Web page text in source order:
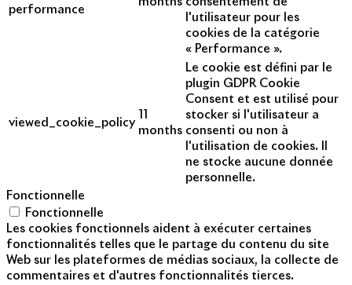
performance
l'utilisateur pour les
cookies de la catégorie
« Performance ».
viewed_cookie_policy
months
Le cookie est défini par le
plugin GDPR Cookie
Consent et est utilisé pour
stocker si l'utilisateur a
consenti ou non à
l'utilisation de cookies. Il
ne stocke aucune donnée
personnelle.
Fonctionnelle
Fonctionnelle
Les cookies fonctionnels aident à exécuter certaines
fonctionnalités telles que le partage du contenu du site
Web sur les plateformes de médias sociaux, la collecte de
commentaires et d'autres fonctionnalités tierces.